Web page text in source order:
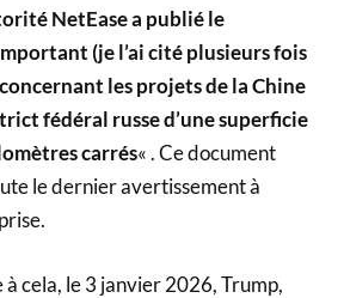
NetEase a publié le
(je l’ai cité plusieurs fois
les projets de la Chine
fédéral russe d’une superficie
carrés« . Ce document
le dernier avertissement à
à cela, le 3 janvier 2026, Trump,